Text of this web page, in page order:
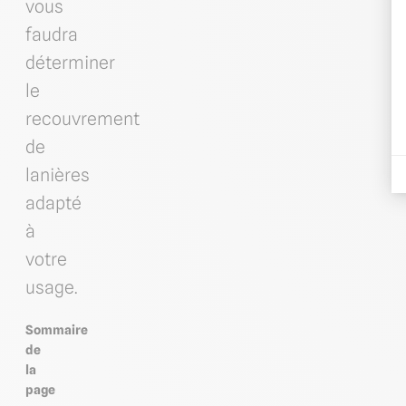
vous
faudra
déterminer
le
recouvrement
de
lanières
adapté
à
votre
usage.
Sommaire
de
la
page